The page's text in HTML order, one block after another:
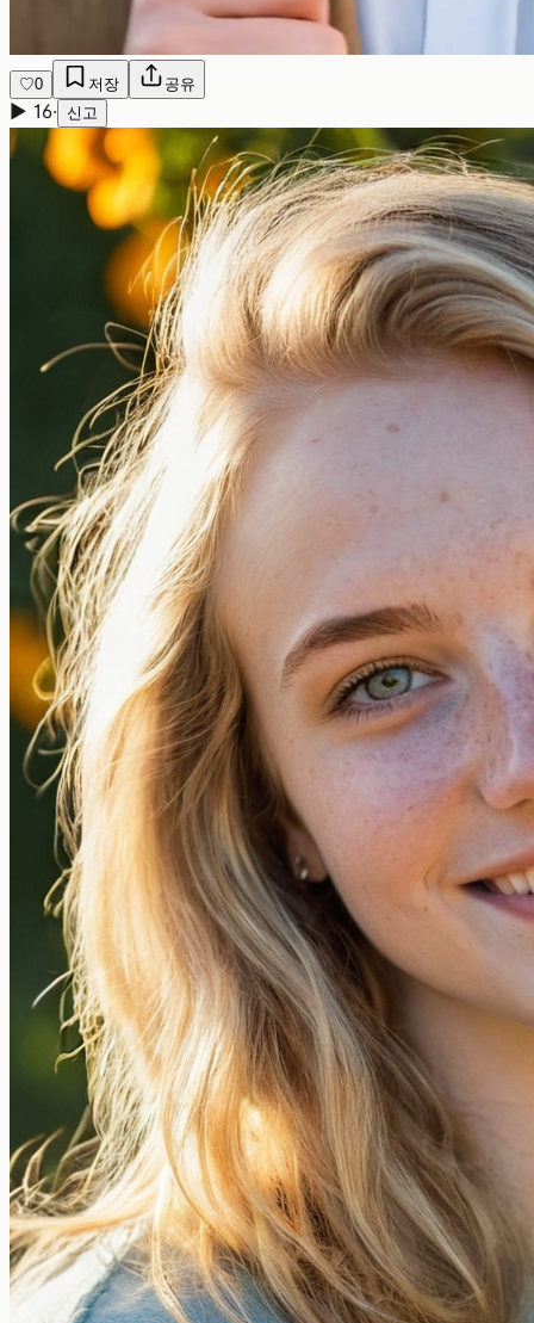
♡0 저장 공유
▶ 16· 신고